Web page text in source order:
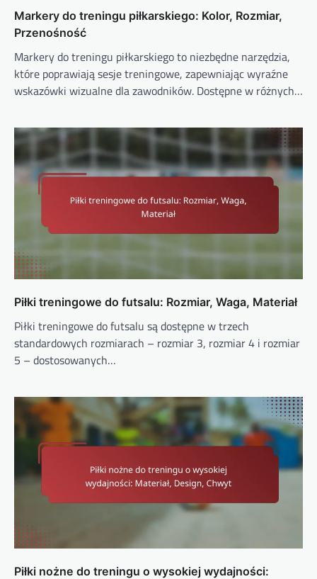
Markery do treningu piłkarskiego: Kolor, Rozmiar,
Przenośność
Markery do treningu piłkarskiego to niezbędne narzędzia,
które poprawiają sesje treningowe, zapewniając wyraźne
wskazówki wizualne dla zawodników. Dostępne w różnych…
Piłki treningowe do futsalu: Rozmiar, Waga, Materiał
Piłki treningowe do futsalu są dostępne w trzech
standardowych rozmiarach – rozmiar 3, rozmiar 4 i rozmiar
5 – dostosowanych…
Piłki nożne do treningu o wysokiej wydajności: